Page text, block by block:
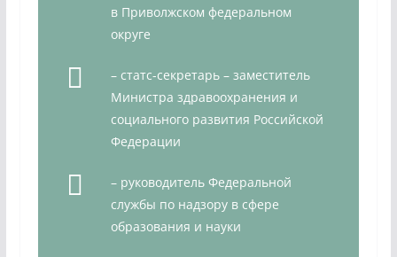
в Приволжском федеральном
округе
– статс-секретарь – заместитель
Министра здравоохранения и
социального развития Российской
Федерации
– руководитель Федеральной
службы по надзору в сфере
образования и науки